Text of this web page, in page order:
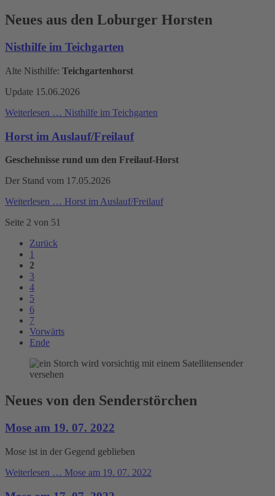
Neues aus den Loburger Horsten
Nisthilfe im Teichgarten
Alte Nisthilfe: Teichgartenhorst
Update 15.06.2026
Weiterlesen … Nisthilfe im Teichgarten
Horst im Auslauf/Freilauf
Geschehnisse rund um den Freilauf-Horst
Der Stand vom 17.05.2026
Weiterlesen … Horst im Auslauf/Freilauf
Seite 2 von 51
Zurück
1
2
3
4
5
6
7
Vorwärts
Ende
Neues von den Senderstörchen
Mose am 19. 07. 2022
Mose ist in der Gegend geblieben
Weiterlesen … Mose am 19. 07. 2022